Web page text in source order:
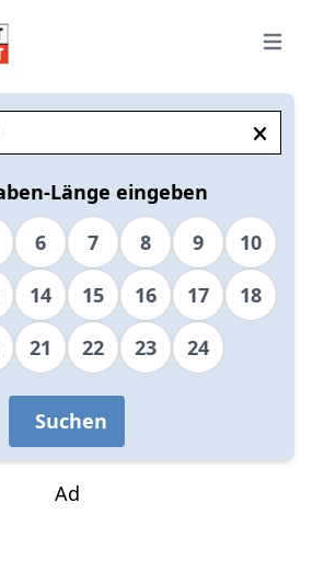
Open
Länge eingeben
6 7 8 9
10
14 15 16 17
18
21 22 23 24
Suchen
Ad